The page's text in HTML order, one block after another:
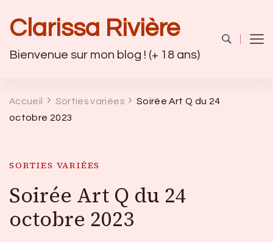
Clarissa Rivière
Bienvenue sur mon blog ! (+ 18 ans)
Accueil Sorties variées
Soirée Art Q du 24
octobre 2023
SORTIES VARIÉES
Soirée Art Q du 24
octobre 2023